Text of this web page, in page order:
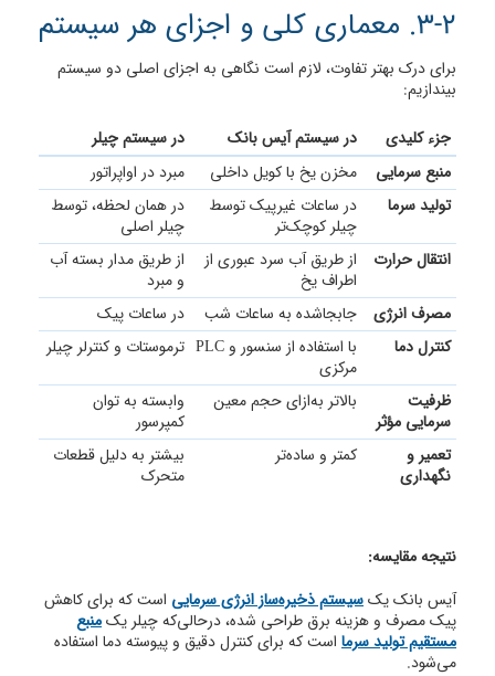
3-2. معماری کلی و اجزای هر سیستم
برای درک بهتر تفاوت، لازم است نگاهی به اجزای اصلی دو سیستم
بیندازیم:
جزء کلیدی
در سیستم آیس بانک
در سیستم چیلر
منبع سرمایی
مخزن یخ با کویل داخلی
مبرد در اواپراتور
تولید سرما
در ساعات غیرپیک توسط
چیلر کوچک‌تر
در همان لحظه، توسط
چیلر اصلی
انتقال حرارت
از طریق آب سرد عبوری از
اطراف یخ
از طریق مدار بسته آب
و مبرد
مصرف انرژی
جابجا‌شده به ساعات شب
در ساعات پیک
کنترل دما
با استفاده از سنسور و PLC
مرکزی
ترموستات و کنترلر چیلر
ظرفیت
سرمایی مؤثر
بالاتر به‌ازای حجم معین
وابسته به توان
کمپرسور
تعمیر و
نگهداری
کمتر و ساده‌تر
بیشتر به دلیل قطعات
متحرک
نتیجه مقایسه:
آیس بانک یکسیستم ذخیره‌ساز انرژی سرمایی است که برای کاهش
پیک مصرف و هزینه برق طراحی شده، درحالی‌که چیلر یکمنبع
مستقیم تولید سرما است که برای کنترل دقیق و پیوسته دما استفاده
می‌شود.